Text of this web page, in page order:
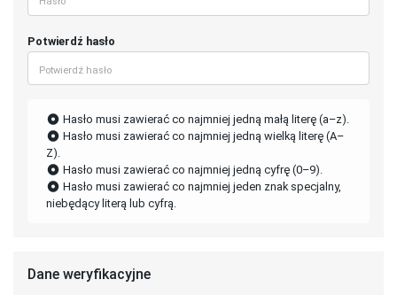
Potwierdź hasło
Hasło musi zawierać co najmniej jedną małą literę (a–z).
Hasło musi zawierać co najmniej jedną wielką literę (A–
Z).
Hasło musi zawierać co najmniej jedną cyfrę (0–9).
Hasło musi zawierać co najmniej jeden znak specjalny,
niebędący literą lub cyfrą.
Dane weryfikacyjne